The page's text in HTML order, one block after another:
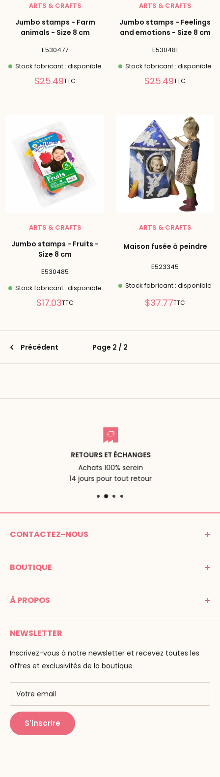
ARTS & CRAFTS
Jumbo stamps - Farm
animals - Size 8 cm
E530477
Stock fabricant : disponible
Prix
$25.49TTC
ARTS & CRAFTS
Jumbo stamps - Feelings
and emotions - Size 8 cm
E530481
Stock fabricant : disponible
Prix
$25.49TTC
ARTS & CRAFTS
Jumbo stamps - Fruits -
Size 8 cm
E530485
Stock fabricant : disponible
Prix
$17.03TTC
ARTS & CRAFTS
Maison fusée à peindre
E523345
Stock fabricant : disponible
Prix
$37.77TTC
Précédent Page 2 / 2
RETOURS ET ÉCHANGES
Achats 100% serein
14 jours pour tout retour
CONTACTEZ-NOUS
MONTESSORI SPIRIT
Promenade Jean Dalba
Tél : 05 53 61 21 26
Email :info@montessori-spirit.com
BOUTIQUE
C G V
Mentions légales
Paiement
Livraison
F.A.Q
À PROPOS
Montessori Spirit
Maria Montessori
La pédagogie
Nos marques
Centres de formation
Public Montessori
NEWSLETTER
Inscrivez-vous à notre newsletter et recevez toutes les
offres et exclusivités de la boutique
Votre email
S'inscrire